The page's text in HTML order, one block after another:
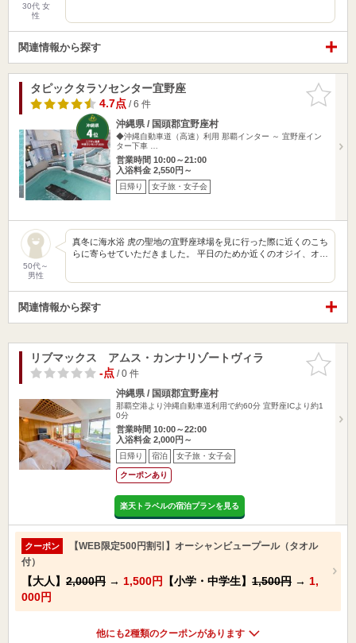
30代 女
性
関連情報から探す
お気に入
りに追加
タピックタラソセンター宜野座
4.7点/ 6 件
沖縄県 / 国頭郡宜野座村
◆沖縄自動車道（高速）利用 那覇インター ～ 宜野座イン
ター下車 …
営業時間 10:00～21:00
入浴料金 2,550円～
日帰り 女子旅・女子会
50代～
男性
真冬に海水浴 虎の聖地の宜野座球場を見に行った際に近くのこち
らに寄らせていただきました。 平日のためか近くのオジイ、オ…
関連情報から探す
お気に入
りに追加
リブマックス アムス・カンナリゾートヴィラ
-点/ 0 件
沖縄県 / 国頭郡宜野座村
那覇空港より沖縄自動車道利用で約60分 宜野座ICより約1
0分
営業時間 10:00～22:00
入浴料金 2,000円～
日帰り 宿泊 女子旅・女子会
クーポンあり
楽天トラベルの宿泊プランを見る
クーポン
【WEB限定500円割引】オーシャンビュープール（タオル
付）
【大人】 2,000円 → 1,500円 【小学・中学生】 1,500円 → 1,
000円
他にも2種類のクーポンがあります